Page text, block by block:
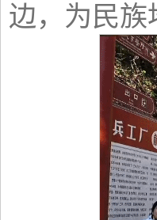
边，为民族